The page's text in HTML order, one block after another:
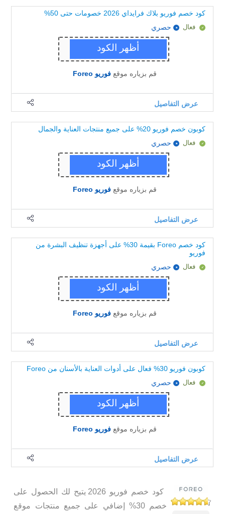
كود خصم فوريو بلاك فرايداي 2026 خصومات حتى 50%
فعال حصري
قم بزياره موقعفوريو Foreo
عرض التفاصيل
كوبون خصم فوريو 20% على جميع منتجات العناية والجمال
فعال حصري
قم بزياره موقعفوريو Foreo
عرض التفاصيل
كود خصم Foreo بقيمة 30% على أجهزة تنظيف البشرة من
فوريو
فعال حصري
قم بزياره موقعفوريو Foreo
عرض التفاصيل
كوبون فوريو 30% فعال على أدوات العناية بالأسنان من Foreo
فعال حصري
قم بزياره موقعفوريو Foreo
عرض التفاصيل
كود خصم فوريو 2026 يتيح لك الحصول على
خصم 30% إضافي على جميع منتجات موقع